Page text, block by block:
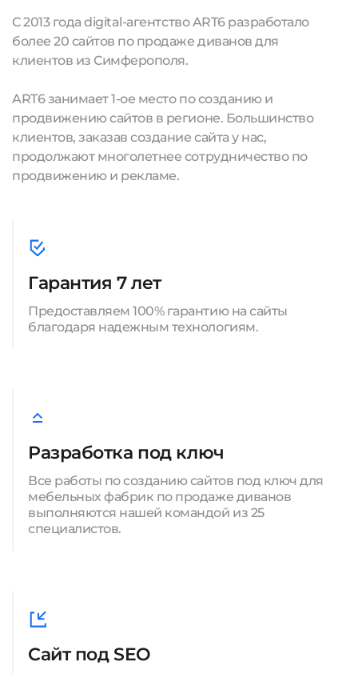
С 2013 года digital-агентство ART6 разработало
более 20 сайтов по продаже диванов для
клиентов из Симферополя.
ART6 занимает 1-ое место по созданию и
продвижению сайтов в регионе. Большинство
клиентов, заказав создание сайта у нас,
продолжают многолетнее сотрудничество по
продвижению и рекламе.
Гарантия 7 лет
Предоставляем 100% гарантию на сайты
благодаря надежным технологиям.
Разработка под ключ
Все работы по созданию сайтов под ключ для
мебельных фабрик по продаже диванов
выполняются нашей командой из 25
специалистов.
Сайт под SEO